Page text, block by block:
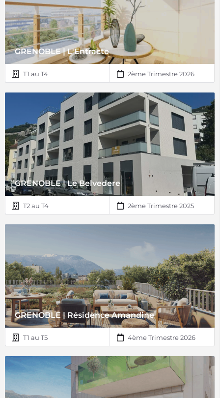
GRENOBLE | L'Entracte
T1 au T4 2ème Trimestre 2026
GRENOBLE | Le Belvedere
T2 au T4 2ème Trimestre 2025
GRENOBLE | Résidence Amandine
T1 au T5 4ème Trimestre 2026